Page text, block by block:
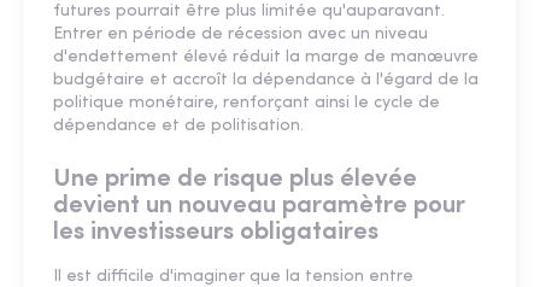
futures pourrait être plus limitée qu'auparavant.
Entrer en période de récession avec un niveau
d'endettement élevé réduit la marge de manœuvre
budgétaire et accroît la dépendance à l'égard de la
politique monétaire, renforçant ainsi le cycle de
dépendance et de politisation.
Une prime de risque plus élevée
devient un nouveau paramètre pour
les investisseurs obligataires
Il est difficile d'imaginer que la tension entre